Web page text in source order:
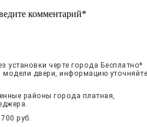
комментарий*
установки черте города Бесплатно*
двери, информацию уточняйте
районы города платная,
руб.